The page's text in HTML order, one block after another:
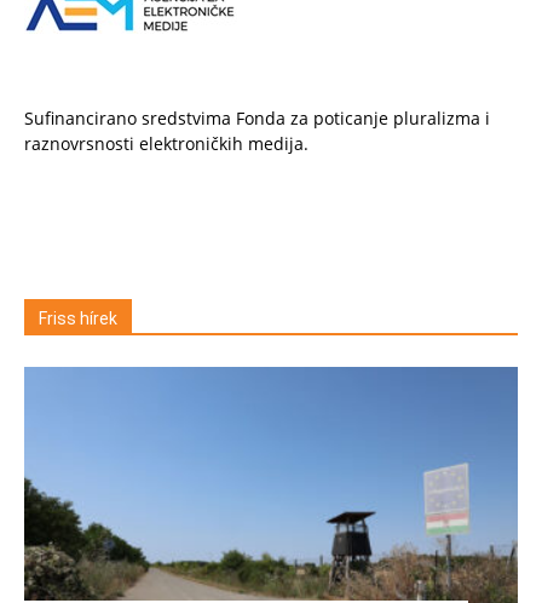
Sufinancirano sredstvima Fonda za poticanje pluralizma i
raznovrsnosti elektroničkih medija.
Friss hírek